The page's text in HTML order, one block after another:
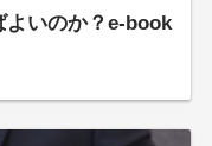
よいのか？e-book